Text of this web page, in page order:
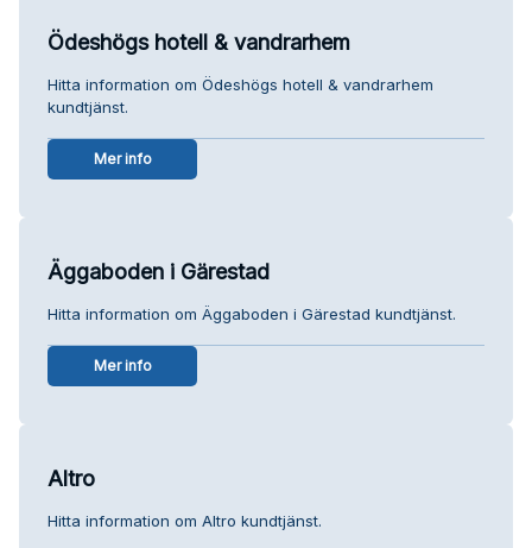
Ödeshögs hotell & vandrarhem
Hitta information om Ödeshögs hotell & vandrarhem
kundtjänst.
Mer info
Äggaboden i Gärestad
Hitta information om Äggaboden i Gärestad kundtjänst.
Mer info
Altro
Hitta information om Altro kundtjänst.